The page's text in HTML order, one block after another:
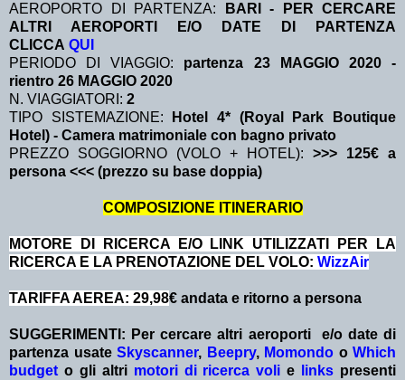
AEROPORTO DI PARTENZA:
BARI - PER CERCARE
ALTRI AEROPORTI E/O DATE DI PARTENZA
CLICCA QUI
PERIODO DI VIAGGIO: partenza 23 MAGGIO 2020-
rientro 26 MAGGIO 2020
N. VIAGGIATORI: 2
TIPO SISTEMAZIONE:
Hotel 4* (Royal Park Boutique
Hotel) - Camera matrimoniale con bagno privato
PREZZO SOGGIORNO (VOLO + HOTEL): >>> 125€ a
persona <<< (prezzo su base doppia)
COMPOSIZIONE ITINERARIO
MOTORE DI RICERCA E/O LINK UTILIZZATI PER LA
RICERCA E LA PRENOTAZIONE DEL VOLO: WizzAir
TARIFFA AEREA: 29,98€ andata e ritorno a persona
SUGGERIMENTI: Per cercare altri aeroporti e/o date di
partenza usate Skyscanner, Beepry, Momondo o Which
budget o gli altri motori di ricerca voli e links presenti